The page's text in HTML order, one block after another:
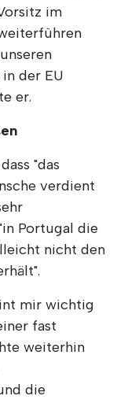
im
der EU
er.
"das
verdient
Portugal die
nicht den
mir wichtig
fast
weiterhin
die